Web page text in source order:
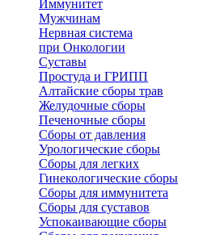
Иммунитет
Мужчинам
Нервная система
при Онкологии
Суставы
Простуда и ГРИПП
Алтайские сборы трав
Желудочные сборы
Печеночные сборы
Сборы от давления
Урологические сборы
Сборы для легких
Гинекологические сборы
Сборы для иммунитета
Сборы для суставов
Успокаивающие сборы